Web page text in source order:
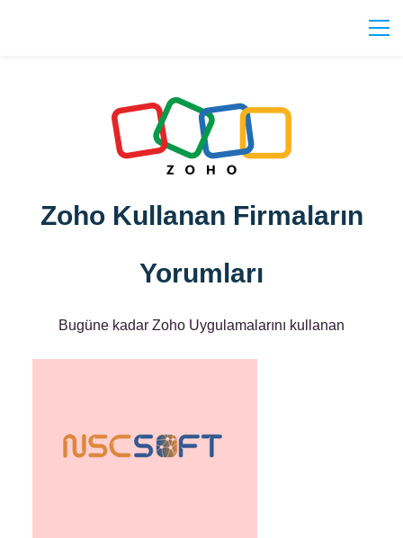
Zoho Kullanan Firmaların
Yorumları
Bugüne kadar Zoho Uygulamalarını kullanan
ve görüşlerine bu sayfamız üzerinden ulaşabilirsiniz.